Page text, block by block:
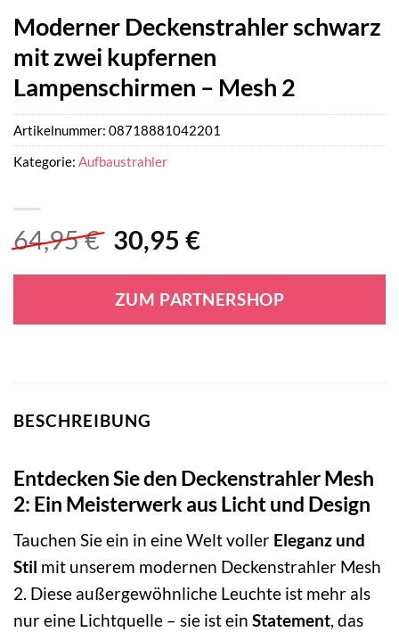
Moderner Deckenstrahler schwarz
mit zwei kupfernen
Lampenschirmen – Mesh 2
64,95€ Ursprünglicher
war:
64,95 €
30,95 €Aktueller
ist:
30,95 €.
ZUM PARTNERSHOP
Artikelnummer: 08718881042201
Kategorie: Aufbaustrahler
BESCHREIBUNG
Entdecken Sie den Deckenstrahler Mesh
2: Ein Meisterwerk aus Licht und Design
Tauchen Sie ein in eine Welt voller Eleganz und
Stil mit unserem modernen Deckenstrahler Mesh
2. Diese außergewöhnliche Leuchte ist mehr als
nur eine Lichtquelle – sie ist ein Statement, das